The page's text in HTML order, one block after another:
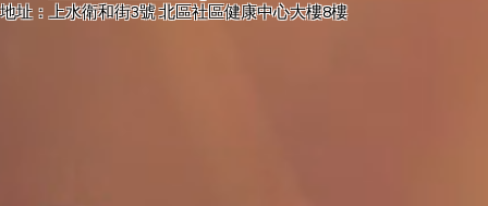
地址：上水衛和街3號 北區社區健